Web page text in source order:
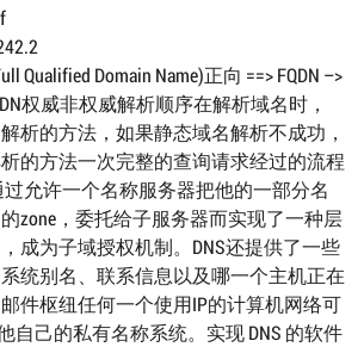
Qualified Domain Name)正向 ==> FQDN –>
权威非权威解析顺序在解析域名时，
析的方法，如果静态域名解析不成功，
的方法一次完整的查询请求经过的流程
过允许一个名称服务器把他的一部分名
zone，委托给子服务器而实现了一种层
成为子域授权机制。DNS还提供了一些
统别名、联系信息以及哪一个主机正在
件枢纽任何一个使用IP的计算机网络可
自己的私有名称系统。实现 DNS 的软件